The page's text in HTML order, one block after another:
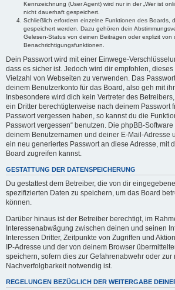
Kennzeichnung (User Agent) wird nur in der „Wer ist
nicht dauerhaft gespeichert.
Schließlich erfordern einzelne Funktionen des Boards,
gespeichert werden. Dazu gehören dein
Gelesen-Status von deinen Beiträgen oder explizit von
Benachrichtigungsfunktionen.
Dein Passwort wird mit einer Einwege-
dass es sicher ist. Jedoch wird dir empfohlen,
Vielzahl von Webseiten zu verwenden. Das
deinem Benutzerkonto für das Board, also geh mit
Insbesondere wird dich kein Vertreter des
ein Dritter berechtigterweise nach deinem Passwort
Passwort vergessen haben, so kannst du die
Passwort vergessen“ benutzen. Die phpBB-
deinem Benutzernamen und deiner E-Mail-Adresse
ein neu generiertes Passwort an diese Adresse, mit
Board zugreifen kannst.
GESTATTUNG DER DATENSPEICHERUNG
Du gestattest dem Betreiber, die von dir
spezifizierten Daten zu speichern, um das Board
können.
Darüber hinaus ist der Betreiber berechtigt, im
Interessenabwägung zwischen deinen und seinen
Interessen Dritter, Zeitpunkte von Zugriffen und
IP-Adresse und der von deinem Browser
speichern, sofern dies zur Gefahrenabwehr oder zur
Nachverfolgbarkeit notwendig ist.
REGELUNGEN BEZÜGLICH DER WEITERGABE